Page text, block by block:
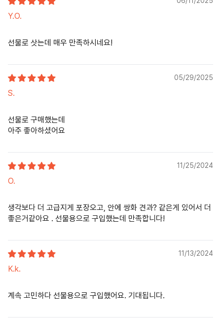
Y.O.
선물로 삿는데 매우 만족하시네요!
05/29/2025
S.
선물로 구매했는데
아주 좋아하셨어요
11/25/2024
O.
생각보다 더 고급지게 포장오고, 안에 쌍화 견과? 같은게 있어서 더
좋은거같아요 . 선물용으로 구입했는데 만족합니다!
11/13/2024
K.k.
계속 고민하다 선물용으로 구입했어요. 기대됩니다.